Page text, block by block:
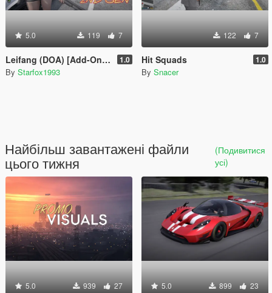
5.0 119 7
Leifang (DOA) [Add-On Ped] 1.0
By Starfox1993
122 7
Hit Squads 1.0
By Snacer
Найбільш завантажені файли
цього тижня
(Подивитися
усі)
5.0 939 27 5.0 899 23